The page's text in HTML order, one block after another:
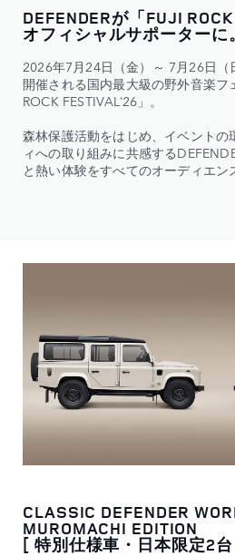
DEFENDERが「FUJI
オフィシャルサポーターに。
2026年7月24日（金）～ 7月26日（
開催される国内最大級の野外音楽フ
ROCK FESTIVAL’26」。
森林保護活動をはじめ、イベントの
ィへの取り組みに共感する
と熱い体験をすべてのオーディエン
CLASSIC DEFENDER
MUROMACHI EDITION
[ 特別仕様車・日本限定2